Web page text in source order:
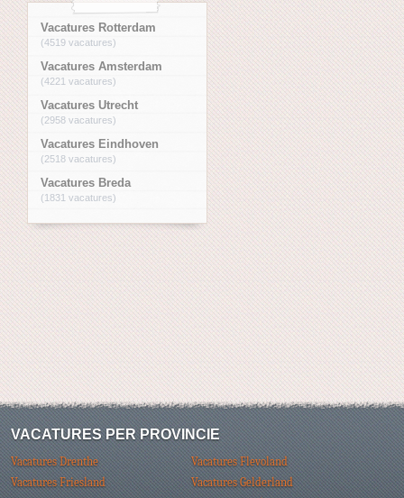
Vacatures Rotterdam
(4519 vacatures)
Vacatures Amsterdam
(4221 vacatures)
Vacatures Utrecht
(2958 vacatures)
Vacatures Eindhoven
(2518 vacatures)
Vacatures Breda
(1831 vacatures)
VACATURES PER PROVINCIE
Vacatures Drenthe
Vacatures Flevoland
Vacatures Friesland
Vacatures Gelderland